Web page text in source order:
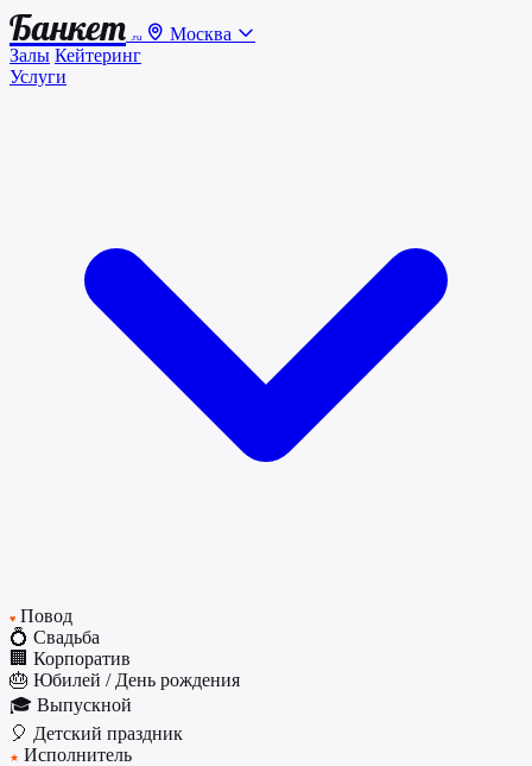
Банкет .ru
Москва
Залы Кейтеринг
Услуги
♥ Повод
💍 Свадьба
🏢 Корпоратив
🎂 Юбилей / День рождения
🎓 Выпускной
🎈 Детский праздник
★ Исполнитель